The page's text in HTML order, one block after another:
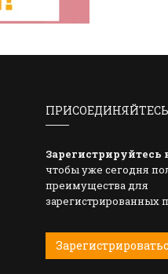
Зарегистрируйтесь
чтобы уже сегодня
преимущества для
зарегистрированных